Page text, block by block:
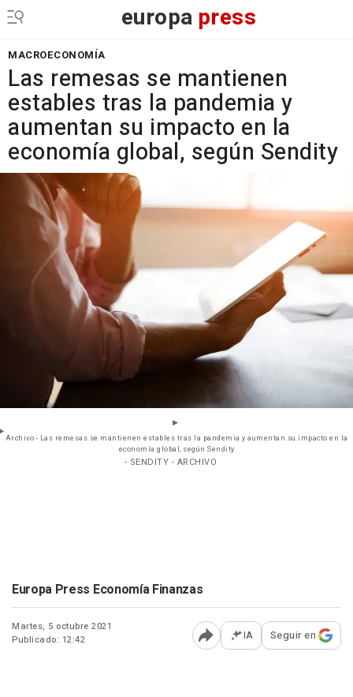
europa press
MACROECONOMÍA
Las remesas se mantienen
estables tras la pandemia y
aumentan su impacto en la
economía global, según Sendity
Archivo - Las remesas se mantienen estables tras la pandemia y aumentan su impacto en la
economía global, según Sendity
- SENDITY - ARCHIVO
Europa Press Economía Finanzas
Martes, 5 octubre 2021
Publicado: 12:42
Abrir opciones para
IA Seguir en